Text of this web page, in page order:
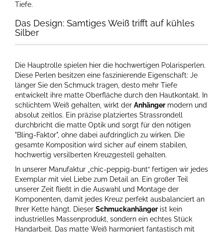
Tiefe.
Das Design: Samtiges Weiß trifft auf kühles
Silber
Die Hauptrolle spielen hier die hochwertigen Polarisperlen.
Diese Perlen besitzen eine faszinierende Eigenschaft: Je
länger Sie den Schmuck tragen, desto mehr Tiefe
entwickelt ihre matte Oberfläche durch den Hautkontakt. In
schlichtem Weiß gehalten, wirkt der Anhängermodern und
absolut zeitlos. Ein präzise platziertes Strassrondell
durchbricht die matte Optik und sorgt für den nötigen
"Bling-Faktor", ohne dabei aufdringlich zu wirken. Die
gesamte Komposition wird sicher auf einem stabilen,
hochwertig versilberten Kreuzgestell gehalten.
In unserer Manufaktur „chic-peppig-bunt“ fertigen wir jedes
Exemplar mit viel Liebe zum Detail an. Ein großer Teil
unserer Zeit fließt in die Auswahl und Montage der
Komponenten, damit jedes Kreuz perfekt ausbalanciert an
Ihrer Kette hängt. Dieser Schmuckanhängerist kein
industrielles Massenprodukt, sondern ein echtes Stück
Handarbeit. Das matte Weiß harmoniert fantastisch mit